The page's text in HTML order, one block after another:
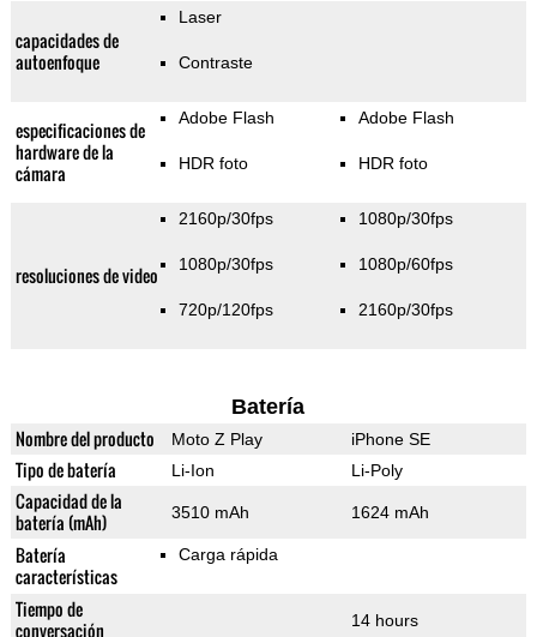
capacidades de
autoenfoque
Laser
Contraste
especificaciones de
hardware de la
cámara
Adobe Flash
HDR foto
Adobe Flash
HDR foto
resoluciones de video
2160p/30fps
1080p/30fps
720p/120fps
1080p/30fps
1080p/60fps
2160p/30fps
Batería
Nombre del producto Moto Z Play iPhone SE
Tipo de batería Li-Ion Li-Poly
Capacidad de la
batería (mAh)
3510 mAh 1624 mAh
Batería
características
Carga rápida
Tiempo de
conversación
14 hours